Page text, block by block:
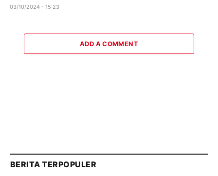
03/10/2024 - 15:23
ADD A COMMENT
BERITA TERPOPULER